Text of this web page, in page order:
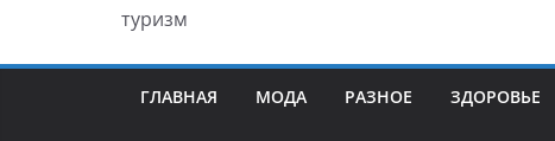
туризм
ГЛАВНАЯ МОДА РАЗНОЕ ЗДОРОВЬЕ